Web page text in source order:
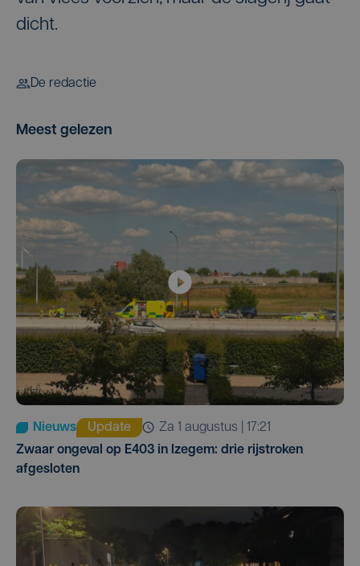
dicht.
De redactie
Meest gelezen
Nieuws Update
za 1 augustus | 17:21
Zwaar ongeval op E403 in Izegem: drie rijstroken
afgesloten